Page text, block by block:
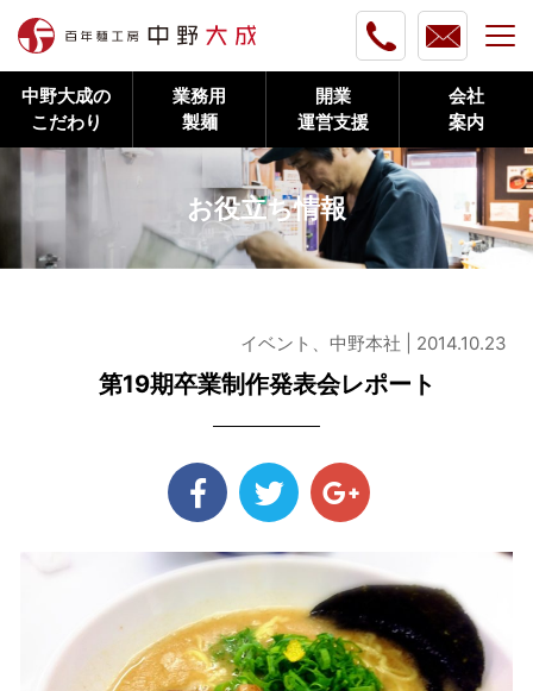
中野大成の
こだわり
業務用
製麺
開業
運営支援
会社
案内
お役立ち情報
イベント、中野本社 | 2014.10.23
第19期卒業制作発表会レポート